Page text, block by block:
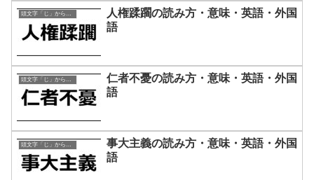
頭文字「じ」から始まる四字熟語
人権蹂躙の読み方・意味・英語・外国
語
頭文字「じ」から始まる四字熟語
仁者不憂の読み方・意味・英語・外国
語
頭文字「じ」から始まる四字熟語
事大主義の読み方・意味・英語・外国
語